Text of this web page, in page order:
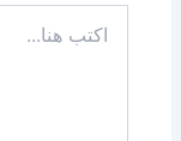
هنا...